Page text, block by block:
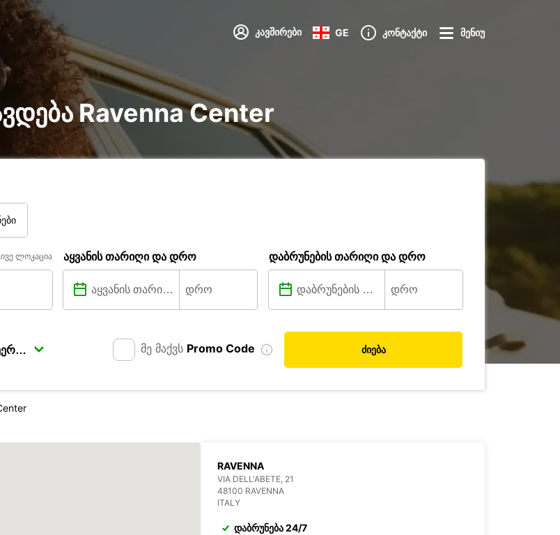
კავშირები GE კონტაქტი მენიუ
Ravenna Center
ლოკაცია აყვანის თარიღი და დრო დაბრუნების თარიღი და დრო
მე მაქვს Promo Code ძიება
RAVENNA
VIA DELL'ABETE, 21
48100 RAVENNA
ITALY
დაბრუნება 24/7